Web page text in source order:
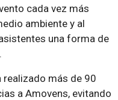
cada vez más
ambiente y al
una forma de
realizado más de 90
a Amovens, evitando